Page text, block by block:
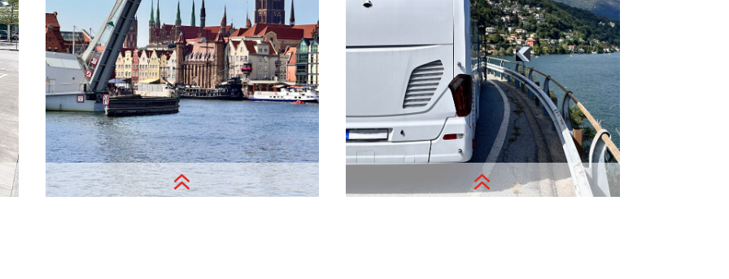
Anfrage Bus mieten
Anfrage Busvermietung
6 6